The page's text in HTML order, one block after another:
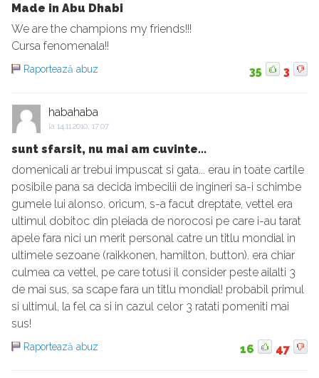
Made in Abu Dhabi
We are the champions my friends!!!
Cursa fenomenala!!
Raportează abuz 35 3
habahaba
la 14.11.2010, 17:07
sunt sfarsit, nu mai am cuvinte...
domenicali ar trebui impuscat si gata... erau in toate cartile
posibile pana sa decida imbecilii de ingineri sa-i schimbe
gumele lui alonso. oricum, s-a facut dreptate, vettel era
ultimul dobitoc din pleiada de norocosi pe care i-au tarat
apele fara nici un merit personal catre un titlu mondial in
ultimele sezoane (raikkonen, hamilton, button). era chiar
culmea ca vettel, pe care totusi il consider peste ailalti 3
de mai sus, sa scape fara un titlu mondial! probabil primul
si ultimul, la fel ca si in cazul celor 3 ratati pomeniti mai
sus!
Raportează abuz 16 47